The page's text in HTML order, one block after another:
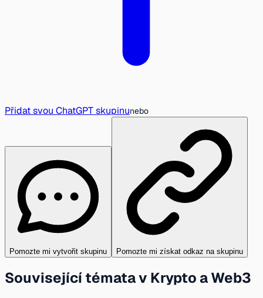
Přidat svou ChatGPT skupinunebo
Pomozte mi vytvořit skupinu Pomozte mi získat odkaz na skupinu
Související témata v Krypto a Web3